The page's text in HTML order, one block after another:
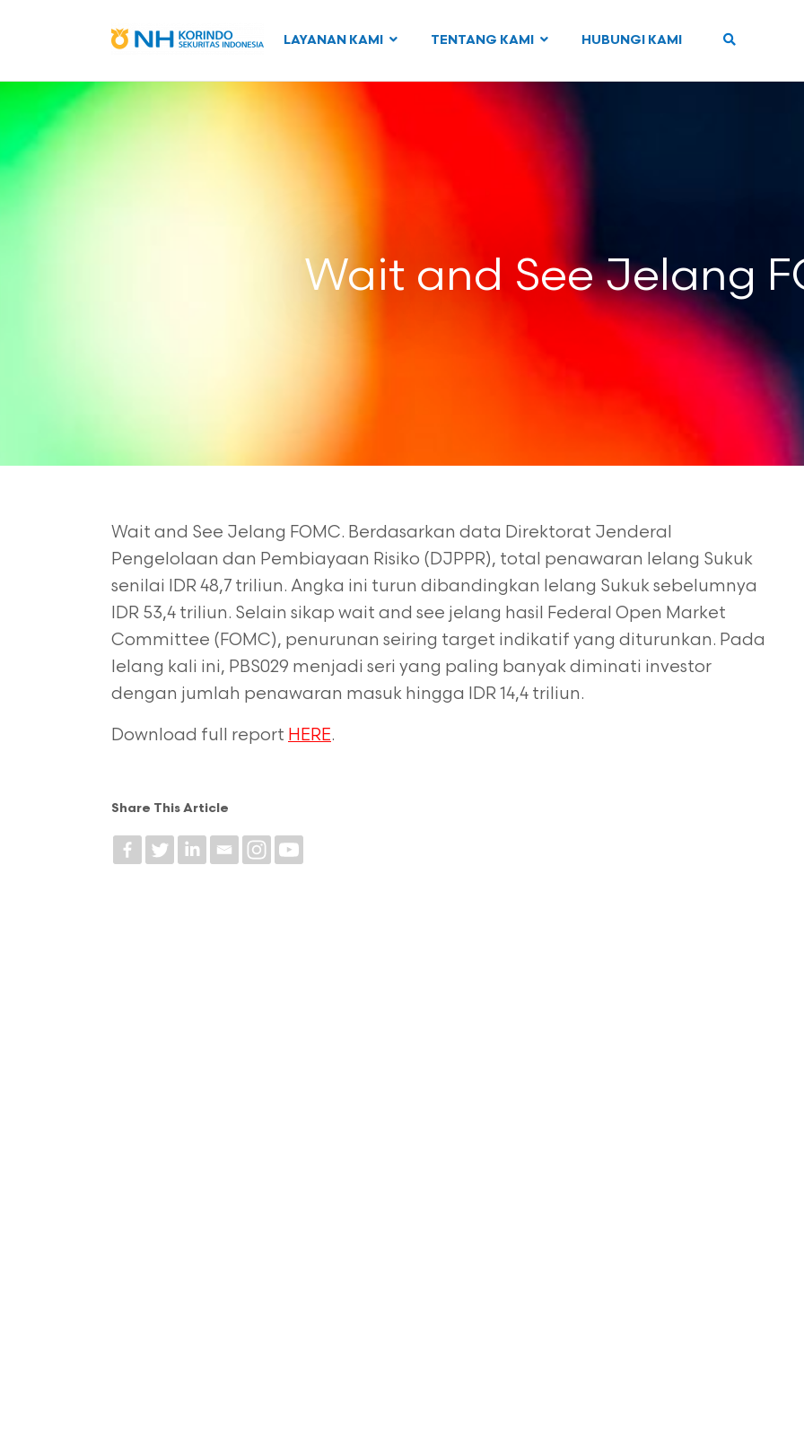
LAYANAN KAMI TENTANG KAMI HUBUNGI KAMI
Wait and See Jelang
Wait and See Jelang FOMC. Berdasarkan data Direktorat Jenderal
Pengelolaan dan Pembiayaan Risiko (DJPPR), total penawaran lelang Sukuk
senilai IDR 48,7 triliun. Angka ini turun dibandingkan lelang Sukuk sebelumnya
IDR 53,4 triliun. Selain sikap wait and see jelang hasil Federal Open Market
Committee (FOMC), penurunan seiring target indikatif yang diturunkan. Pada
lelang kali ini, PBS029 menjadi seri yang paling banyak diminati investor
dengan jumlah penawaran masuk hingga IDR 14,4 triliun.
Download full report HERE.
Share This Article